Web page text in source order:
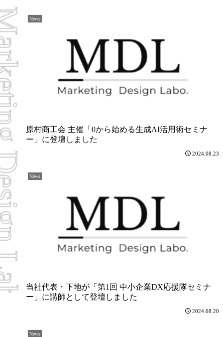
Labo
News
原村商工会 主催「0から始める生成AI活用術セミナ
ー」に登壇しました
2024.08.23
News
当社代表・下地が「第1回 中小企業DX応援隊セミナ
ー」に講師として登壇しました
2024.08.20
News